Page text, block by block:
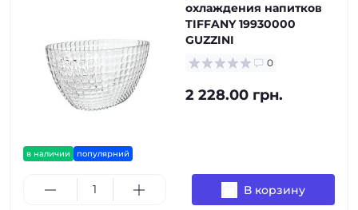
в наличии популярний
охлаждения напитков
TIFFANY 19930000
GUZZINI
0
2 228.00 грн.
В корзину